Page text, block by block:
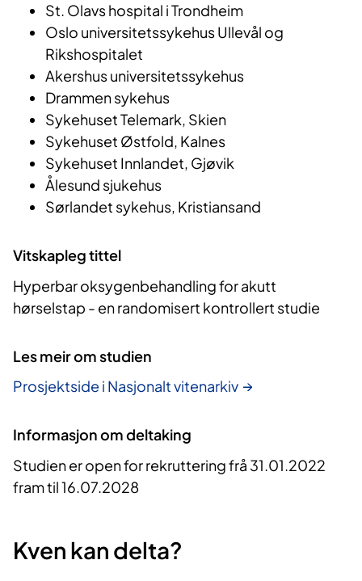
St. Olavs hospital i Trondheim
Oslo universitetssykehus Ullevål og
Rikshospitalet
Akershus universitetssykehus
Drammen sykehus
Sykehuset Telemark, Skien
Sykehuset Østfold, Kalnes
Sykehuset Innlandet, Gjøvik
Ålesund sjukehus
Sørlandet sykehus, Kristiansand
Vitskapleg tittel
Hyperbar oksygenbehandling for akutt
hørselstap - en randomisert kontrollert studie
Les meir om studien
Prosjektside i Nasjonalt vitenarkiv
Informasjon om deltaking
Studien er open for rekruttering frå 31.01.2022
fram til 16.07.2028
Kven kan delta?